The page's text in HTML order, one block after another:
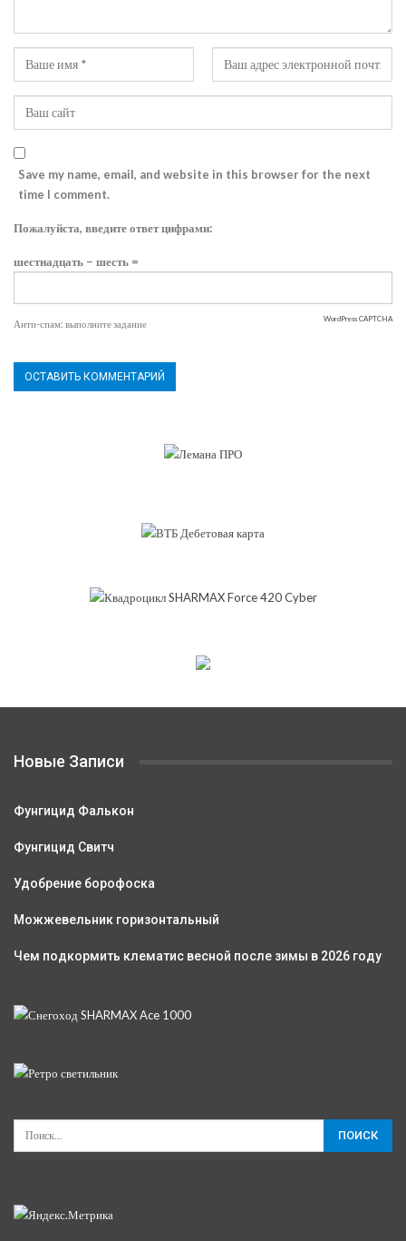
Save my name, email, and website in this browser for the next
time I comment.
Пожалуйста, введите ответ цифрами:
шестнадцать − шесть =
Анти-спам: выполните задание WordPress CAPTCHA
Новые Записи
Фунгицид Фалькон
Фунгицид Свитч
Удобрение борофоска
Можжевельник горизонтальный
Чем подкормить клематис весной после зимы в 2026 году